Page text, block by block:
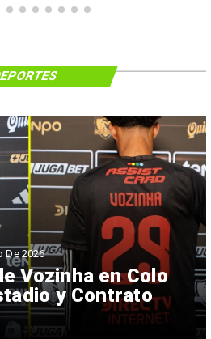
Vozinha en Colo
y Contrato
De 2026